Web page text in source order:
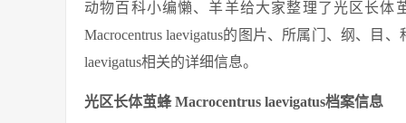
动物百科小编懶、羊羊给大家整理了光区长体
Macrocentrus laevigatus的图片、所属门、纲、目
laevigatus相关的详细信息。
光区长体茧蜂 Macrocentrus laevigatus档案信息